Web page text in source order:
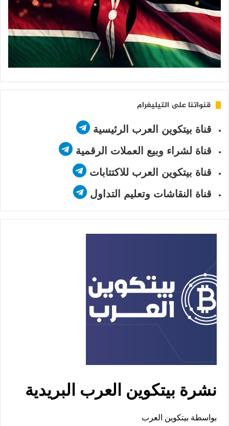
قنواتنا على التيليغرام
قناة بيتكوين العرب الرئيسية
قناة لشراء وبيع العملات الرقمية
قناة بيتكوين العرب للاكتتابات
قناة النقاشات وتعليم التداول